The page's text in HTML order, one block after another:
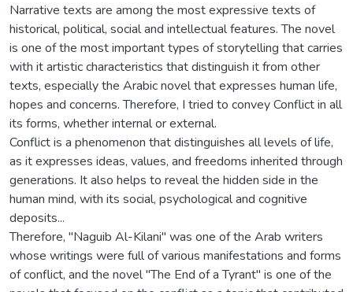
Narrative texts are among the most expressive texts of
historical, political, social and intellectual features. The novel
is one of the most important types of storytelling that carries
with it artistic characteristics that distinguish it from other
texts, especially the Arabic novel that expresses human life,
hopes and concerns. Therefore, I tried to convey Conflict in all
its forms, whether internal or external.
Conflict is a phenomenon that distinguishes all levels of life,
as it expresses ideas, values, and freedoms inherited through
generations. It also helps to reveal the hidden side in the
human mind, with its social, psychological and cognitive
deposits...
Therefore, "Naguib Al-Kilani" was one of the Arab writers
whose writings were full of various manifestations and forms
of conflict, and the novel "The End of a Tyrant" is one of the